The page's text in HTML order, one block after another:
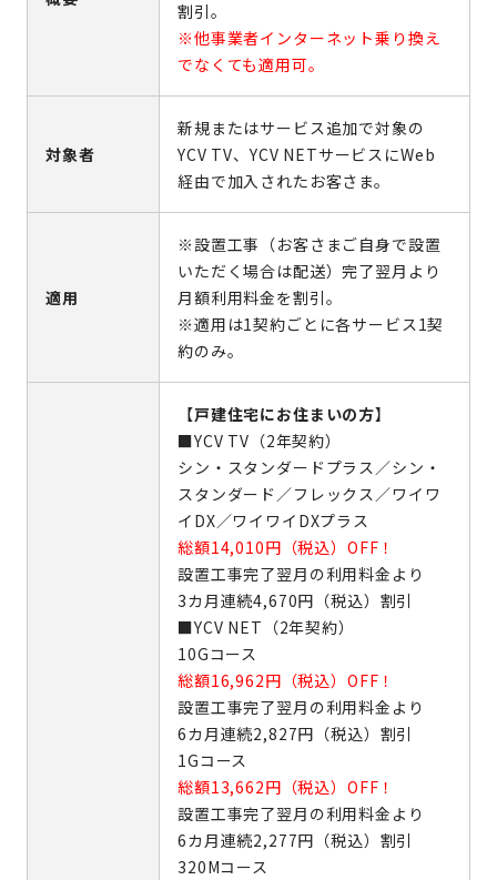
割引。
※他事業者インターネット乗り換え
でなくても適用可。
対象者
新規またはサービス追加で対象の
YCV TV、YCV NETサービスにWeb
経由で加入されたお客さま。
適用
※設置工事（お客さまご自身で設置
いただく場合は配送）完了翌月より
月額利用料金を割引。
※適用は1契約ごとに各サービス1契
約のみ。
【戸建住宅にお住まいの方】
■YCV TV（2年契約）
シン・スタンダードプラス／シン・
スタンダード／フレックス／ワイワ
イDX／ワイワイDXプラス
総額14,010円（税込）OFF！
設置工事完了翌月の利用料金より
3カ月連続4,670円（税込）割引
■YCV NET（2年契約）
10Gコース
総額16,962円（税込）OFF！
設置工事完了翌月の利用料金より
6カ月連続2,827円（税込）割引
1Gコース
総額13,662円（税込）OFF！
設置工事完了翌月の利用料金より
6カ月連続2,277円（税込）割引
320Mコース